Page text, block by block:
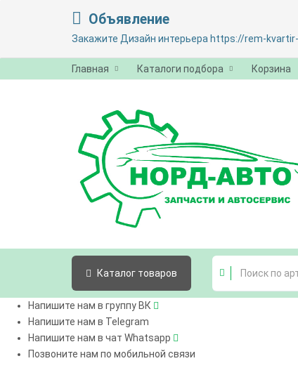
Объявление
Закажите Дизайн интерьера https://rem-
Главная Каталоги подбора Корзина
Каталог товаров
Напишите нам в группу ВК
Напишите нам в Telegram
Напишите нам в чат Whatsapp
Позвоните нам по мобильной связи